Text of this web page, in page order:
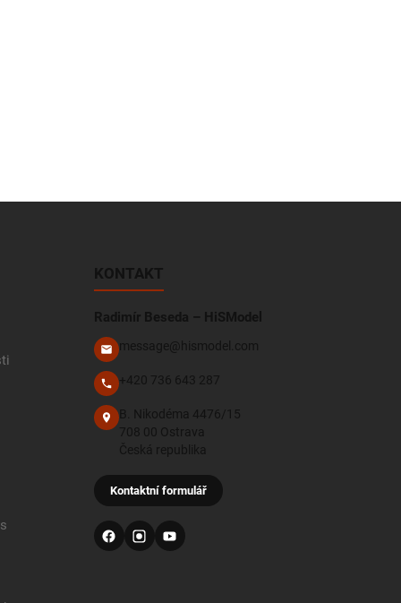
KONTAKT
Radimír Beseda – HiSModel
message@hismodel.com
+420 736 643 287
B. Nikodéma 4476/15
708 00 Ostrava
Česká republika
Kontaktní formulář